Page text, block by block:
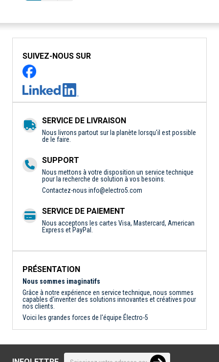
SUIVEZ-NOUS SUR
SERVICE DE LIVRAISON
Nous livrons partout sur la planète lorsqu'il est possible
de le faire.
SUPPORT
Nous mettons à votre disposition un service technique
pour la recherche de solution à vos besoins.
Contactez-nous info@electro5.com
SERVICE DE PAIEMENT
Nous acceptons les cartes Visa, Mastercard, American
Express et PayPal.
PRÉSENTATION
Nous sommes imaginatifs
Grâce à notre expérience en service technique, nous sommes
capables d'inventer des solutions innovantes et créatives pour
nos clients.
Voici les grandes forces de l'équipe Électro-5